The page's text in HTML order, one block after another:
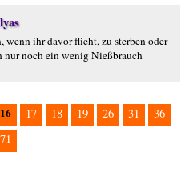
ihr davor flieht, zu sterben oder
nur noch ein wenig Nießbrauch
16 17 18 19 26 31
36
71